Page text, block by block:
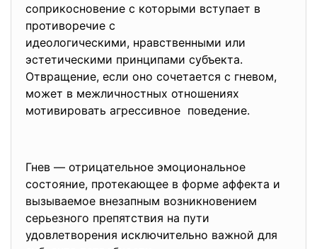
соприкосновение с которыми вступает в
противоречие с
идеологическими, нравственными или
эстетическими принципами субъекта.
Отвращение, если оно сочетается с гневом,
может в межличностных отношениях
мотивировать агрессивное поведение.
Гнев — отрицательное эмоциональное
состояние, протекающее в форме аффекта и
вызываемое внезапным возникновением
серьезного препятствия на пути
удовлетворения исключительно важной для